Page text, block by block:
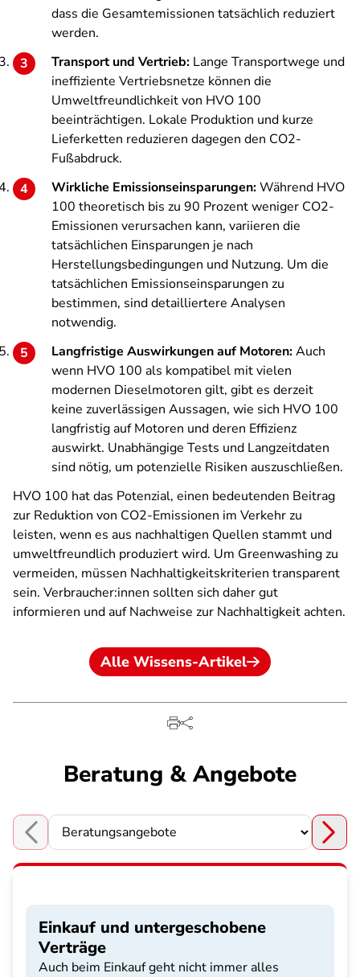
dass die Gesamtemissionen tatsächlich reduziert
werden.
Transport und Vertrieb: Lange Transportwege und
ineffiziente Vertriebsnetze können die
Umweltfreundlichkeit von HVO 100
beeinträchtigen. Lokale Produktion und kurze
Lieferketten reduzieren dagegen den CO2-
Fußabdruck.
Wirkliche Emissionseinsparungen:Während HVO
100 theoretisch bis zu 90 Prozent weniger CO2-
Emissionen verursachen kann, variieren die
tatsächlichen Einsparungen je nach
Herstellungsbedingungen und Nutzung. Um die
tatsächlichen Emissionseinsparungen zu
bestimmen, sind detailliertere Analysen
notwendig.
Langfristige Auswirkungen auf Motoren:Auch
wenn HVO 100 als kompatibel mit vielen
modernen Dieselmotoren gilt, gibt es derzeit
keine zuverlässigen Aussagen, wie sich HVO 100
langfristig auf Motoren und deren Effizienz
auswirkt. Unabhängige Tests und Langzeitdaten
sind nötig, um potenzielle Risiken auszuschließen.
HVO 100 hat das Potenzial, einen bedeutenden Beitrag
zur Reduktion von CO2-Emissionen im Verkehr zu
leisten, wenn es aus nachhaltigen Quellen stammt und
umweltfreundlich produziert wird. Um Greenwashing zu
vermeiden, müssen Nachhaltigkeitskriterien transparent
sein. Verbraucher:innen sollten sich daher gut
informieren und auf Nachweise zur Nachhaltigkeit achten.
Alle Wissens-Artikel
Beratung & Angebote
Choose a section
Einkauf und untergeschobene
Verträge
Auch beim Einkauf geht nicht immer alles